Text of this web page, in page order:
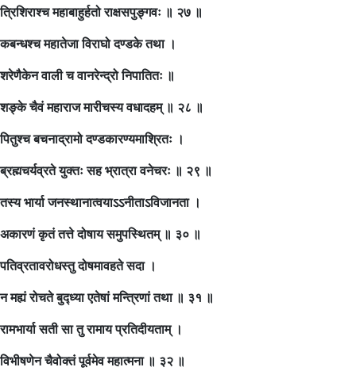
त्रिशिराश्च महाबाहुर्हतो राक्षसपुङ्गवः ॥ २७ ॥
कबन्धश्च महातेजा विराघो दण्डके तथा ।
शरेणैकेन वाली च वानरेन्द्रो निपातितः ॥
शङ्के चैवं महाराज मारीचस्य वधादहम् ॥ २८ ॥
पितुश्च बचनाद्रामो दण्डकारण्यमाश्रितः ।
ब्रह्मचर्यव्रते युक्तः सह भ्रात्रा वनेचरः ॥ २९ ॥
तस्य भार्या जनस्थानात्वयाऽऽनीताऽविजानता ।
अकारणं कृतं तत्ते दोषाय समुपस्थितम् ॥ ३० ॥
पतिव्रतावरोधस्तु दोषमावहते सदा ।
न मह्यं रोचते बुद्ध्या एतेषां मन्त्रिणां तथा ॥ ३१ ॥
रामभार्या सती सा तु रामाय प्रतिदीयताम् ।
विभीषणेन चैवोक्तं पूर्वमेव महात्मना ॥ ३२ ॥